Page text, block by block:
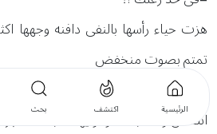
هزت حياء رأسها بالنفى دافنه وجهها
تمتم بصوت منخفض
=لا....
انتفض واقفاً بحدة وهو يهتف بنفاذ صبر
الرئيسية اكتشف بحث